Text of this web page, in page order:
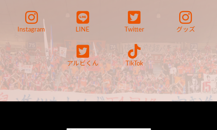
Instagram LINE Twitter グッズ
アルビくん TikTok